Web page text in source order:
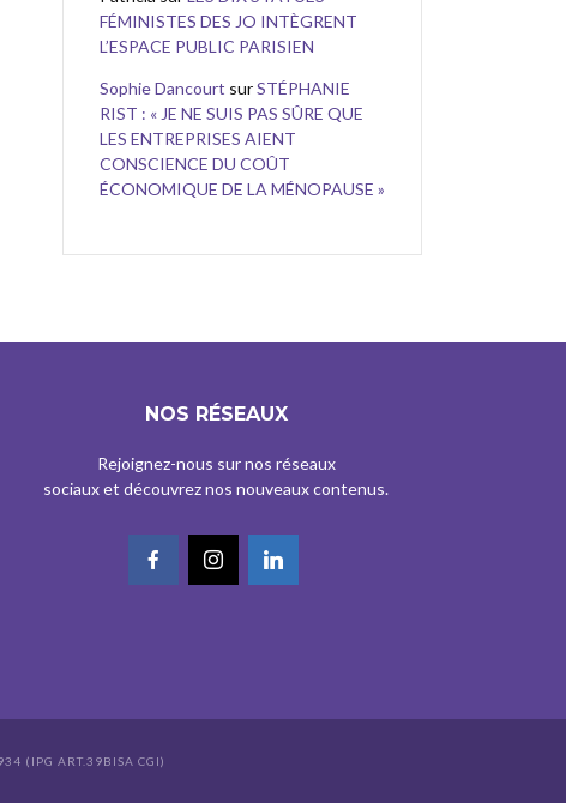
FÉMINISTES DES JO INTÈGRENT
L’ESPACE PUBLIC PARISIEN
Sophie Dancourt surSTÉPHANIE
RIST : « JE NE SUIS PAS SÛRE QUE
LES ENTREPRISES AIENT
CONSCIENCE DU COÛT
ÉCONOMIQUE DE LA MÉNOPAUSE »
NOS RÉSEAUX
Rejoignez-nous sur nos réseaux
sociaux et découvrez nos nouveaux contenus.
(IPG ART.39BISA CGI)